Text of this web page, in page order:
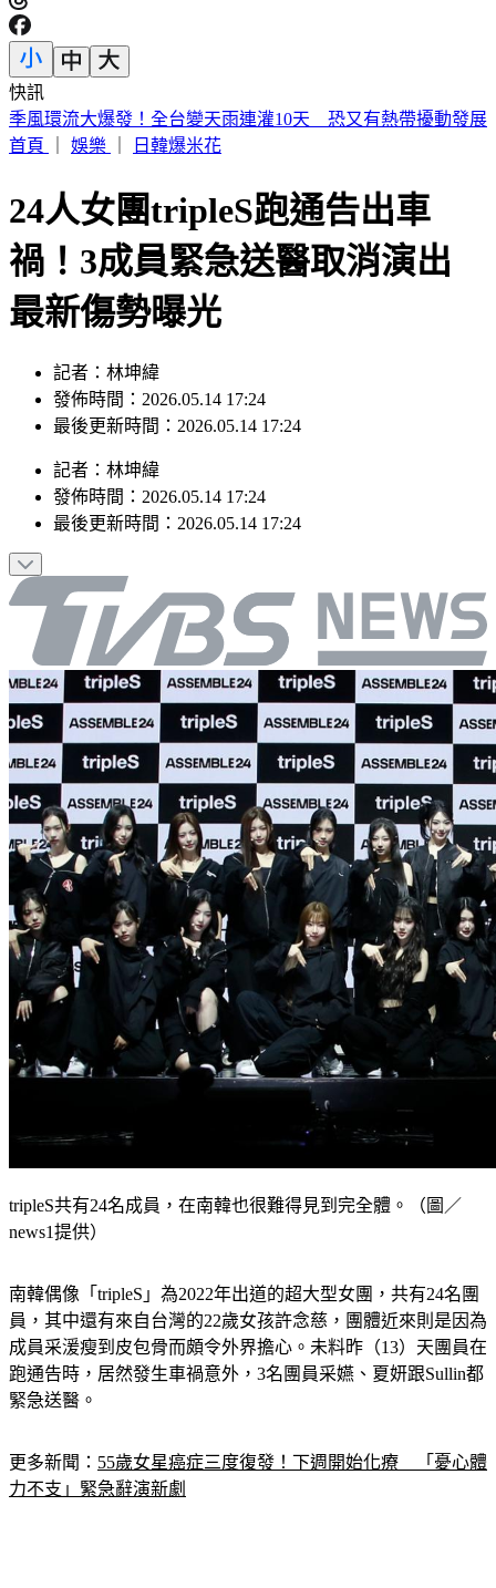
快訊
男大生點火、穿刺剪斷四肢虐殺倉鼠 竟還錄取名校研究所
首頁
娛樂 日韓爆米花
24人女團tripleS跑通告出車
禍！3成員緊急送醫取消演出
最新傷勢曝光
記者：林坤緯
發佈時間：2026.05.14 17:24
最後更新時間：2026.05.14 17:24
記者 ： 林坤緯
發佈時間： 2026.05.14 17:24
最後更新時間： 2026.05.14 17:24
tripleS共有24名成員，在南韓也很難得見到完全體。（圖／
news1提供）
南韓偶像「tripleS」為2022年出道的超大型女團，共有24名團
員，其中還有來自台灣的22歲女孩許念慈，團體近來則是因為
成員采湲瘦到皮包骨而頗令外界擔心。未料昨（13）天團員在
跑通告時，居然發生車禍意外，3名團員采嬿、夏妍跟Sullin都
緊急送醫。
更多新聞： 55歲女星癌症三度復發！下週開始化療　「憂心體
力不支」緊急辭演新劇